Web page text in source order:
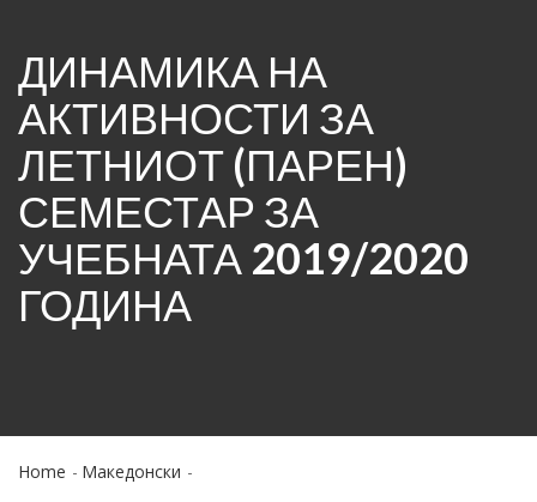
ДИНАМИКА НА
АКТИВНОСТИ ЗА
ЛЕТНИОТ (ПАРЕН)
СЕМЕСТАР ЗА
УЧЕБНАТА 2019/2020
ГОДИНА
Home
Македонски